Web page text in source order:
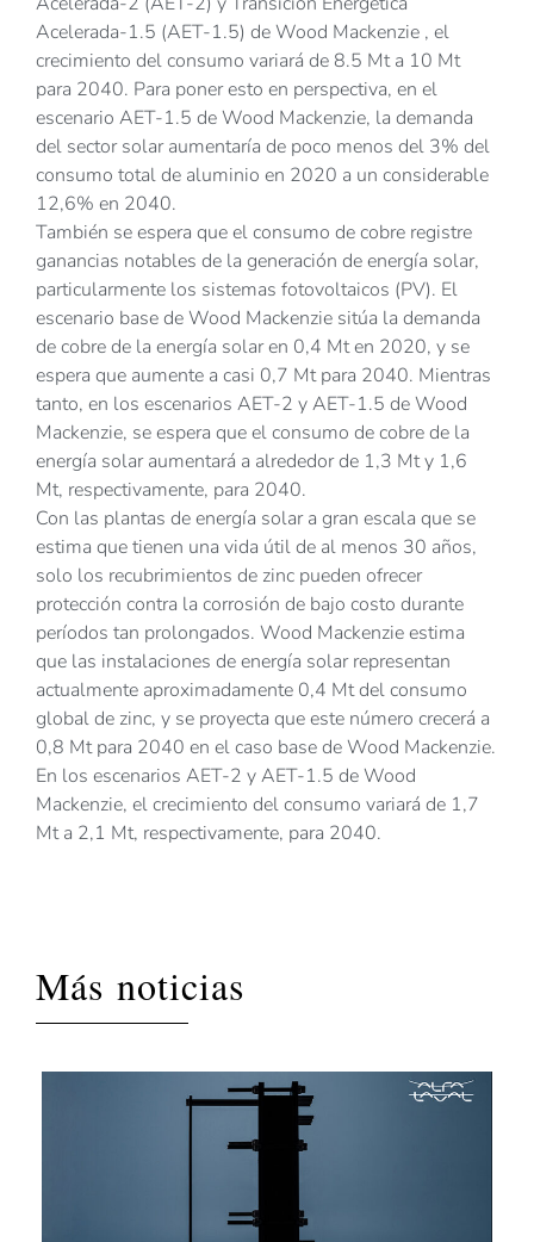
Acelerada-1.5 (AET-1.5) de Wood Mackenzie , el
crecimiento del consumo variará de 8.5 Mt a 10 Mt
para 2040. Para poner esto en perspectiva, en el
escenario AET-1.5 de Wood Mackenzie, la demanda
del sector solar aumentaría de poco menos del 3% del
consumo total de aluminio en 2020 a un considerable
12,6% en 2040.
También se espera que el consumo de cobre registre
ganancias notables de la generación de energía solar,
particularmente los sistemas fotovoltaicos (PV). El
escenario base de Wood Mackenzie sitúa la demanda
de cobre de la energía solar en 0,4 Mt en 2020, y se
espera que aumente a casi 0,7 Mt para 2040. Mientras
tanto, en los escenarios AET-2 y AET-1.5 de Wood
Mackenzie, se espera que el consumo de cobre de la
energía solar aumentará a alrededor de 1,3 Mt y 1,6
Mt, respectivamente, para 2040.
Con las plantas de energía solar a gran escala que se
estima que tienen una vida útil de al menos 30 años,
solo los recubrimientos de zinc pueden ofrecer
protección contra la corrosión de bajo costo durante
períodos tan prolongados. Wood Mackenzie estima
que las instalaciones de energía solar representan
actualmente aproximadamente 0,4 Mt del consumo
global de zinc, y se proyecta que este número crecerá a
0,8 Mt para 2040 en el caso base de Wood Mackenzie.
En los escenarios AET-2 y AET-1.5 de Wood
Mackenzie, el crecimiento del consumo variará de 1,7
Mt a 2,1 Mt, respectivamente, para 2040.
Más noticias